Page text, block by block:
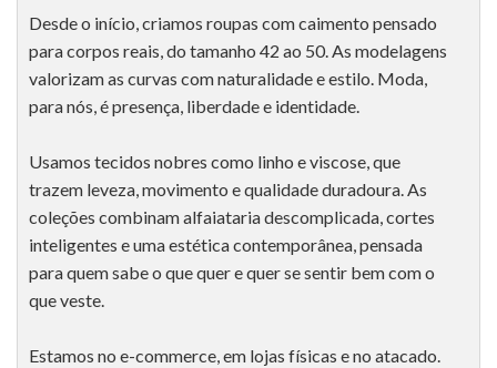
Desde o início, criamos roupas com caimento pensado
para corpos reais, do tamanho 42 ao 50. As modelagens
valorizam as curvas com naturalidade e estilo. Moda,
para nós, é presença, liberdade e identidade.
Usamos tecidos nobres como linho e viscose, que
trazem leveza, movimento e qualidade duradoura. As
coleções combinam alfaiataria descomplicada, cortes
inteligentes e uma estética contemporânea, pensada
para quem sabe o que quer e quer se sentir bem com o
que veste.
Estamos no e-commerce, em lojas físicas e no atacado.